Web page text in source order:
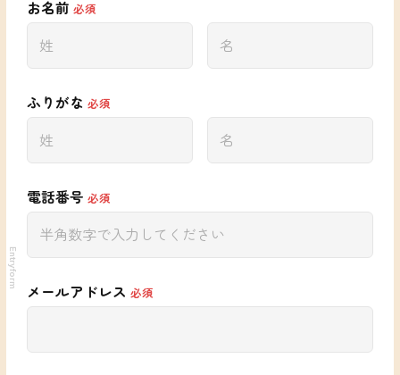
農業6次産業化
Member
Recruit
FAQ
Entryform
お名前必須
ふりがな必須
電話番号必須
メールアドレス必須